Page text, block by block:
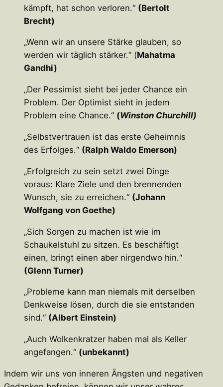
kämpft, hat schon verloren.“ (Bertolt
Brecht)
„Wenn wir an unsere Stärke glauben, so
werden wir täglich stärker.“ (Mahatma
Gandhi)
„Der Pessimist sieht bei jeder Chance ein
Problem. Der Optimist sieht in jedem
Problem eine Chance.“ (Winston Churchill)
„Selbstvertrauen ist das erste Geheimnis
des Erfolges.“ (Ralph Waldo Emerson)
„Erfolgreich zu sein setzt zwei Dinge
voraus: Klare Ziele und den brennenden
Wunsch, sie zu erreichen.“ (Johann
Wolfgang von Goethe)
„Sich Sorgen zu machen ist wie im
Schaukelstuhl zu sitzen. Es beschäftigt
einen, bringt einen aber nirgendwo hin.“
(Glenn Turner)
„Probleme kann man niemals mit derselben
Denkweise lösen, durch die sie entstanden
sind.“ (Albert Einstein)
„Auch Wolkenkratzer haben mal als Keller
angefangen.“ (unbekannt)
Indem wir uns von inneren Ängsten und negativen